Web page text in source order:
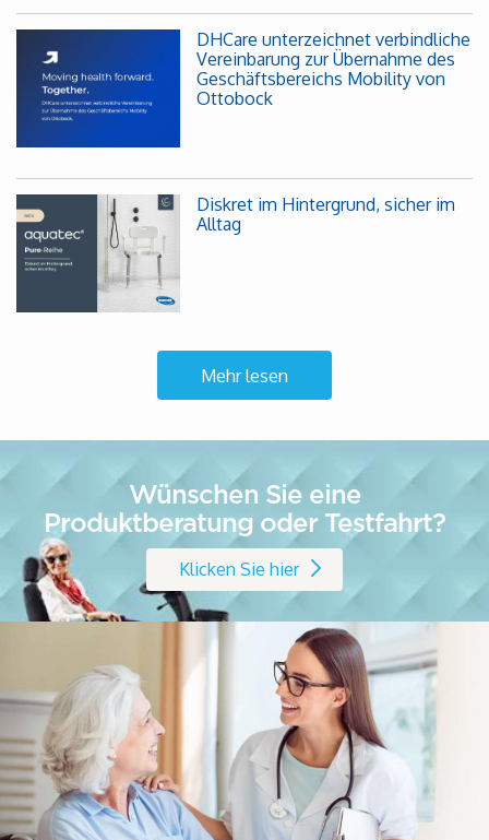
DHCare unterzeichnet verbindliche
Vereinbarung zur Übernahme des
Geschäftsbereichs Mobility von
Ottobock
Diskret im Hintergrund, sicher im
Alltag
Mehr lesen
Wünschen Sie eine
Produktberatung oder Testfahrt?
Klicken Sie hier